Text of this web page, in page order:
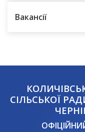
Вакансії
СІЛЬСЬКОЇ